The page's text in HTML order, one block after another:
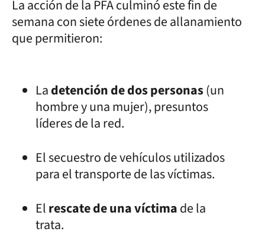
La acción de la PFA culminó este fin de
semana con siete órdenes de allanamiento
que permitieron:
Ladetención de dos personas(un
hombre y una mujer), presuntos
líderes de la red.
El secuestro de vehículos utilizados
para el transporte de las víctimas.
Elrescate de una víctimade la
trata.